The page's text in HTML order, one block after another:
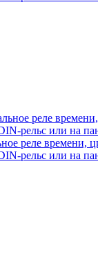
реле времени,
рельс или на